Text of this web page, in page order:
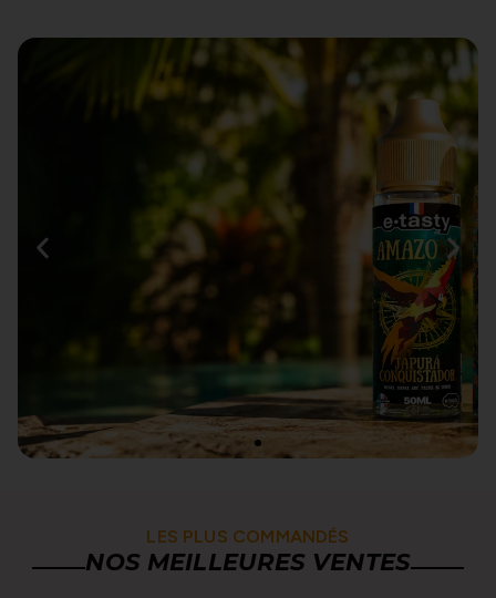
AMAZONE &
JAPURÁ
LES PLUS COMMANDÉS
NOS MEILLEURES VENTES